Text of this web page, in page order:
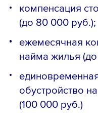
компенсация
(до 80 000 руб.);
ежемесячная
найма жилья
обустройство
(100 000 руб.)